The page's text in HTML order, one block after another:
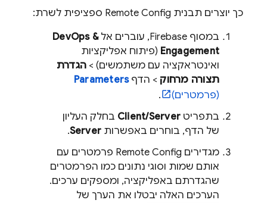
כך יוצרים תבנית Remote Config ספציפית לשרת:
במסוף Firebase, עוברים אלDevOps &
Engagement (פיתוח אפליקציות
ואינטראקציה עם משתמשים) > הגדרת
תצורה מרחוק > הדףParameters
(פרמטרים)
.
בתפריט Client/Server בחלק העליון
של הדף, בוחרים באפשרות Server
.
מגדירים Remote Config פרמטרים עם
אותם שמות וסוגי נתונים כמו הפרמטרים
שהגדרתם באפליקציה, ומספקים ערכים.
הערכים האלה יבטלו את הערך של